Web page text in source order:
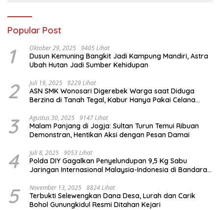
Popular Post
1 Oktober 29, 2025 9405 Lihat
Dusun Kemuning Bangkit Jadi Kampung Mandiri, Astra
Ubah Hutan Jadi Sumber Kehidupan
2 Juli 19, 2025 9229 Lihat
ASN SMK Wonosari Digerebek Warga saat Diduga
Berzina di Tanah Tegal, Kabur Hanya Pakai Celana
3 Agustus 30, 2025 9147 Lihat
Malam Panjang di Jogja: Sultan Turun Temui Ribuan
Demonstran, Hentikan Aksi dengan Pesan Damai
4 Juli 8, 2025 9053 Lihat
Polda DIY Gagalkan Penyelundupan 9,5 Kg Sabu
Jaringan Internasional Malaysia-Indonesia di Bandara
5 November 13, 2025 8824 Lihat
Terbukti Selewengkan Dana Desa, Lurah dan Carik
Bohol Gunungkidul Resmi Ditahan Kejari